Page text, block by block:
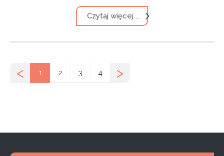
Czytaj więcej ...
< 1 2 3 4 >